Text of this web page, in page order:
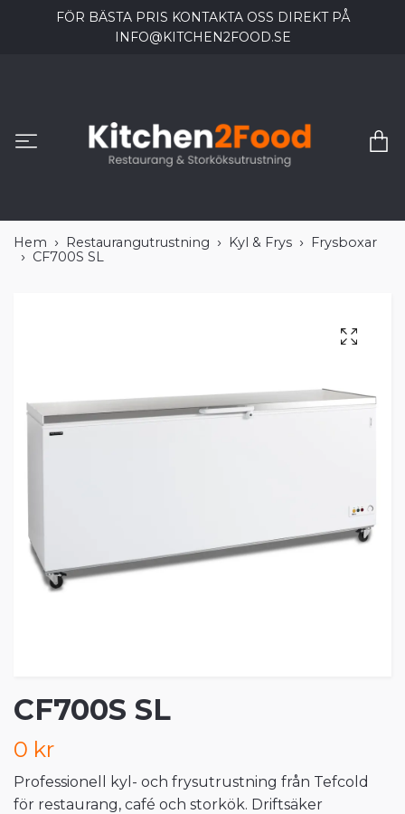
FÖR BÄSTA PRIS KONTAKTA OSS DIREKT PÅ
INFO@KITCHEN2FOOD.SE
Hem Restaurangutrustning Kyl & Frys
Frysboxar
CF700S SL
CF700S SL
0 kr
Professionell kyl- och frysutrustning från Tefcold
för restaurang, café och storkök. Driftsäker